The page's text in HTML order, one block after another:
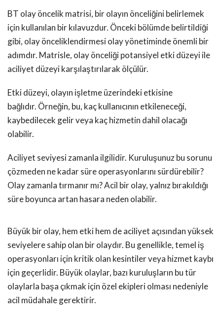
BT olay öncelik matrisi, bir olayın önceliğini belirlemek
için kullanılan bir kılavuzdur. Önceki bölümde belirtildiği
gibi, olay önceliklendirmesi olay yönetiminde önemli bir
adımdır. Matrisle, olay önceliği potansiyel etki düzeyi ile
aciliyet düzeyi karşılaştırılarak ölçülür.
Etki düzeyi, olayın işletme üzerindeki etkisine
bağlıdır. Örneğin, bu, kaç kullanıcının etkileneceği,
kaybedilecek gelir veya kaç hizmetin dahil olacağı
olabilir.
Aciliyet seviyesi zamanla ilgilidir. Kuruluşunuz bu sorunu
çözmeden ne kadar süre operasyonlarını sürdürebilir?
Olay zamanla tırmanır mı? Acil bir olay, yalnız bırakıldığı
süre boyunca artan hasara neden olabilir.
Büyük bir olay, hem etki hem de aciliyet açısından yüksek
seviyelere sahip olan bir olaydır. Bu genellikle, temel iş
operasyonları için kritik olan kesintiler veya hizmet kaybı
için geçerlidir. Büyük olaylar, bazı kuruluşların bu tür
olaylarla başa çıkmak için özel ekipleri olması nedeniyle
acil müdahale gerektirir.